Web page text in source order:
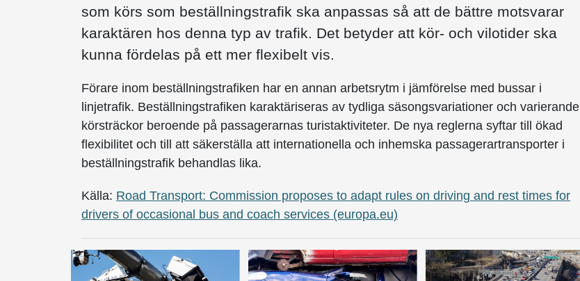
som körs som beställningstrafik ska anpassas så att de bättre motsvarar
karaktären hos denna typ av trafik. Det betyder att kör- och vilotider ska
kunna fördelas på ett mer flexibelt vis.
Förare inom beställningstrafiken har en annan arbetsrytm i jämförelse med bussar i
linjetrafik. Beställningstrafiken karaktäriseras av tydliga säsongsvariationer och varierande
körsträckor beroende på passagerarnas turistaktiviteter. De nya reglerna syftar till ökad
flexibilitet och till att säkerställa att internationella och inhemska passagerartransporter i
beställningstrafik behandlas lika.
Källa: Road Transport: Commission proposes to adapt rules on driving and rest times for
drivers of occasional bus and coach services (europa.eu)